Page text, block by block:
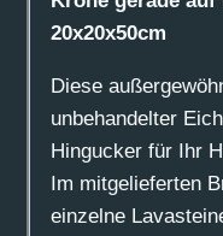
Menge
20x20x50cm
Diese
unbehandelter
Hingucker für Ihr
Im mitgelieferten
einzelne